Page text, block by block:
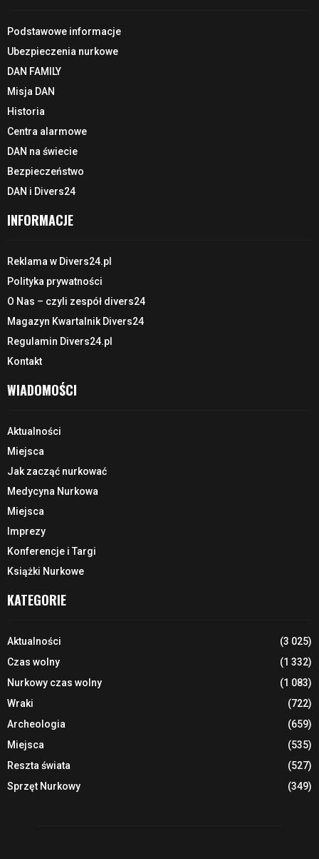
Podstawowe informacje
Ubezpieczenia nurkowe
DAN FAMILY
Misja DAN
Historia
Centra alarmowe
DAN na świecie
Bezpieczeństwo
DAN i Divers24
INFORMACJE
Reklama w Divers24.pl
Polityka prywatności
O Nas – czyli zespół divers24
Magazyn Kwartalnik Divers24
Regulamin Divers24.pl
Kontakt
WIADOMOŚCI
Aktualności
Miejsca
Jak zacząć nurkować
Medycyna Nurkowa
Miejsca
Imprezy
Konferencje i Targi
Książki Nurkowe
KATEGORIE
Aktualności
(3 025)
Czas wolny
(1 332)
Nurkowy czas wolny
(1 083)
Wraki
(722)
Archeologia
(659)
Miejsca
(535)
Reszta świata
(527)
Sprzęt Nurkowy
(349)